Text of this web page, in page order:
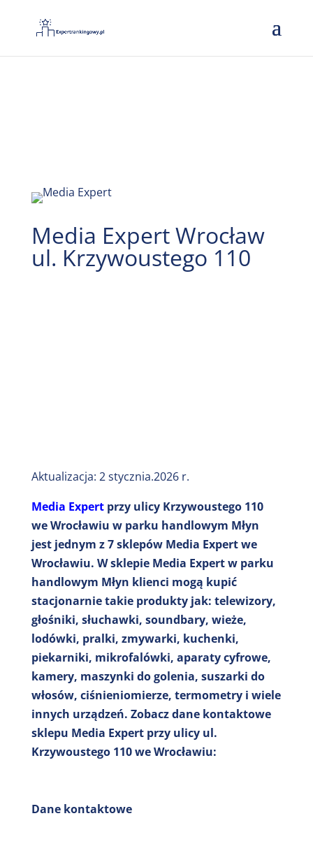
Media Expert Wrocław
ul. Krzywoustego 110
Aktualizacja: 2 stycznia.2026 r.
Media Expertprzy ulicy Krzywoustego 110
we Wrocławiu w parku handlowym Młyn
jest jednym z 7 sklepów Media Expert we
Wrocławiu. W sklepie Media Expert w parku
handlowym Młyn klienci mogą kupić
stacjonarnie takie produkty jak: telewizory,
głośniki, słuchawki, soundbary, wieże,
lodówki, pralki, zmywarki, kuchenki,
piekarniki, mikrofalówki, aparaty cyfrowe,
kamery, maszynki do golenia, suszarki do
włosów, ciśnieniomierze, termometry i wiele
innych urządzeń. Zobacz dane kontaktowe
sklepu Media Expert przy ulicy ul.
Krzywoustego 110 we Wrocławiu:
Dane kontaktowe